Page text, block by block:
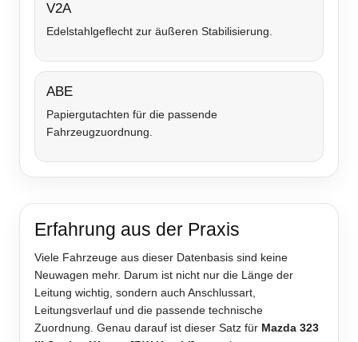
V2A
Edelstahlgeflecht zur äußeren Stabilisierung.
ABE
Papiergutachten für die passende
Fahrzeugzuordnung.
Erfahrung aus der Praxis
Viele Fahrzeuge aus dieser Datenbasis sind keine
Neuwagen mehr. Darum ist nicht nur die Länge der
Leitung wichtig, sondern auch Anschlussart,
Leitungsverlauf und die passende technische
Zuordnung. Genau darauf ist dieser Satz für Mazda 323